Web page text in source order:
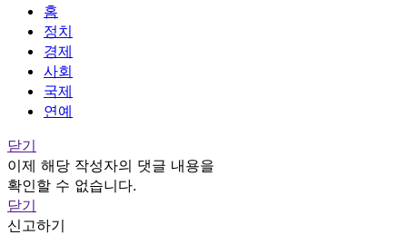
홈
정치
경제
사회
국제
연예
닫기
이제 해당 작성자의 댓글 내용을
확인할 수 없습니다.
닫기
신고하기